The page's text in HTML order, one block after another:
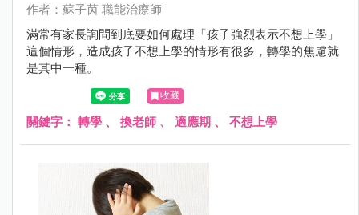
作者：蘇子茵 職能治療師
滿常有家長詢問到底要如何處理「孩子強烈表示不想上學」
這個情形，造成孩子不想上學的情形有很多，轉學的焦慮就
是其中一種。
收藏
關鍵字： 轉學 、 換老師 、 適應期 、 不想上學